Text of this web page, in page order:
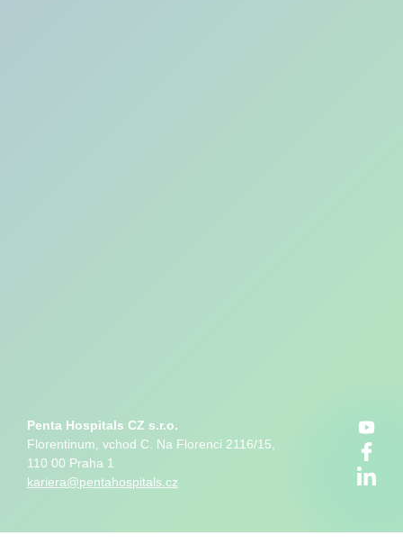
Penta Hospitals CZ s.r.o.
Florentinum, vchod C. Na Florenci 2116/15,
110 00 Praha 1
kariera@pentahospitals.cz